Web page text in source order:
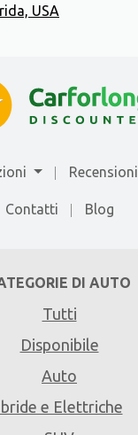
USA
Contatti Blog
DI AUTO
Tutti
Disponibile
Auto
e Elettriche